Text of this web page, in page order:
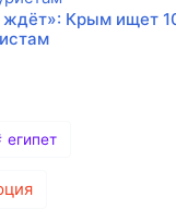
ждёт»: Крым ищет
египет